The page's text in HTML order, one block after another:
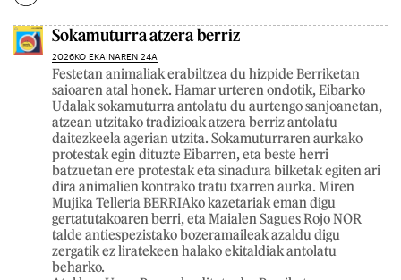
Sokamuturra atzera berriz
2026KO EKAINAREN 24A
Festetan animaliak erabiltzea du hizpide Berriketan
saioaren atal honek. Hamar urteren ondotik, Eibarko
Udalak sokamuturra antolatu du aurtengo sanjoanetan,
atzean utzitako tradizioak atzera berriz antolatu
daitezkeela agerian utzita. Sokamuturraren aurkako
protestak egin dituzte Eibarren, eta beste herri
batzuetan ere protestak eta sinadura bilketak egiten ari
dira animalien kontrako tratu txarren aurka. Miren
Mujika Telleria BERRIAko kazetariak eman digu
gertatutakoaren berri, eta Maialen Sagues Rojo NOR
talde antiespezistako bozeramaileak azaldu digu
zergatik ez liratekeen halako ekitaldiak antolatu
beharko.